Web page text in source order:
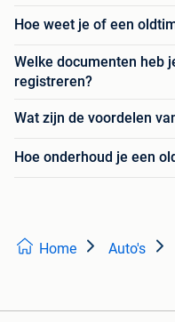
Hoe weet je of een
Welke documenten heb
registreren?
Wat zijn de voordelen
Hoe onderhoud je een
Home Auto's